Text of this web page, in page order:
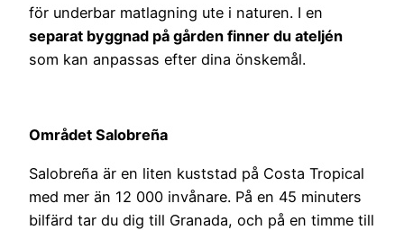
för underbar matlagning ute i naturen. I en
separat byggnad på gården finner du ateljén
som kan anpassas efter dina önskemål.
Området Salobreña
Salobreña är en liten kuststad på Costa Tropical
med mer än 12 000 invånare. På en 45 minuters
bilfärd tar du dig till Granada, och på en timme till